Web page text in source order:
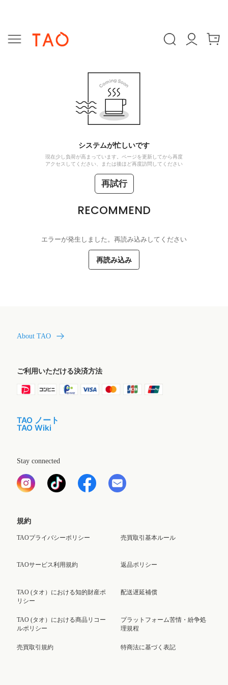
システムが忙しいです
現在少し負荷が高まっています。ページを更新してから再度
アクセスしてください、または後ほど再度訪問してください
再試行
RECOMMEND
エラーが発生しました。再読み込みしてください
再読み込み
About TAO
ご利用いただける決済方法
TAO ノート
TAO Wiki
Stay connected
規約
TAOプライバシーポリシー
TAOサービス利用規約
TAO (タオ）における知的財産ポ
リシー
TAO (タオ）における商品リコー
ルポリシー
売買取引規約
売買取引基本ルール
返品ポリシー
配送遅延補償
プラットフォーム苦情・紛争処
理規程
特商法に基づく表記